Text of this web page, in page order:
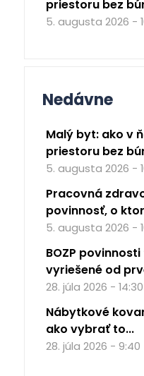
priestoru bez
5. augusta 2026 -
Nedávne
Malý byt: ako v
priestoru bez
5. augusta 2026 -
Pracovná
povinnosť, o
5. augusta 2026 -
BOZP
vyriešené od
28. júla 2026 - 14:30
Nábytkové
ako vybrať to...
28. júla 2026 - 9:40